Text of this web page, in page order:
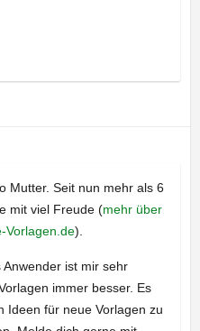
Mutter. Seit nun mehr als 6
mit viel Freude (mehr über
Vorlagen.de).
ist mir sehr
immer besser. Es
Ideen für neue Vorlagen zu